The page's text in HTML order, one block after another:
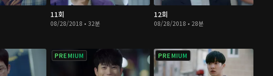
11회
08/28/2018 • 32분
12회
08/28/2018 • 28분
PREMIUM PREMIUM